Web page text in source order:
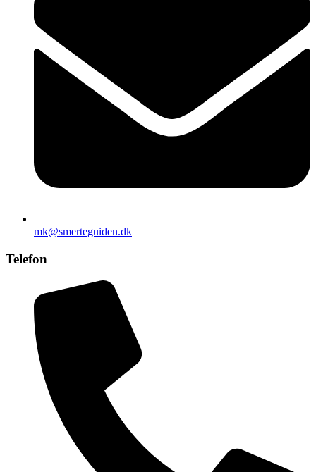
mk@smerteguiden.dk
Telefon